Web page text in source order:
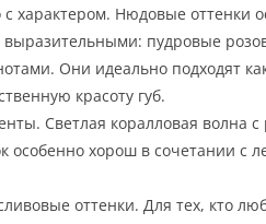
характером. Нюдовые оттенки
выразительными: пудровые
Они идеально подходят
красоту губ.
Светлая коралловая волна с
особенно хорош в сочетании
оттенки. Для тех, кто